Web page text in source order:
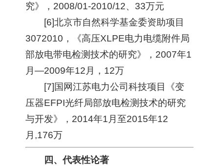
究》，2008/01-2010/12、33万元
[6]北京市自然科学基金委资助项目
3072010，《高压XLPE电力电缆附件局
部放电带电检测技术的研究》，2007年1
月—2009年12月，12万
[7]国网江苏电力公司科技项目《变
压器EFPI光纤局部放电检测技术的研究
与开发》，2014年1月至2015年12
月,176万
四、代表性论著